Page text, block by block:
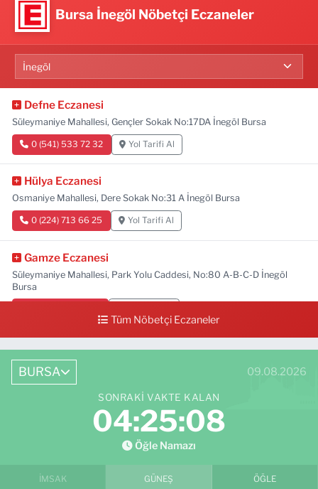
Bursa İnegöl Nöbetçi Eczaneler
Defne Eczanesi
Süleymaniye Mahallesi, Gençler Sokak No:17DA İnegöl Bursa
0 (541) 533 72 32 Yol Tarifi Al
Hülya Eczanesi
Osmaniye Mahallesi, Dere Sokak No:31 A İnegöl Bursa
0 (224) 713 66 25 Yol Tarifi Al
Gamze Eczanesi
Süleymaniye Mahallesi, Park Yolu Caddesi, No:80 A-B-C-D İnegöl
Bursa
Tüm Nöbetçi Eczaneler
BURSA 09.08.2026
SONRAKI VAKTE KALAN
04:25:07
Öğle Namazı
İMSAK GÜNEŞ ÖĞLE